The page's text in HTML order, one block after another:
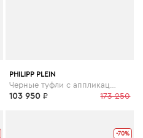
PHILIPP PLEIN
173 250
103 950 ₽
-70%